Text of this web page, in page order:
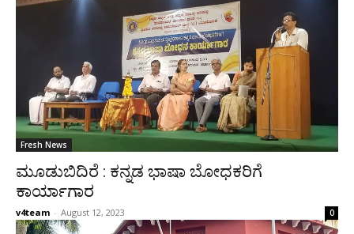
Fresh News
ಮೂಡುಬಿದಿರೆ : ಕನ್ನಡ ಭಾಷಾ ಬೋಧಕರಿಗೆ
ಕಾರ್ಯಾಗಾರ
v4team - August 12, 2023 0